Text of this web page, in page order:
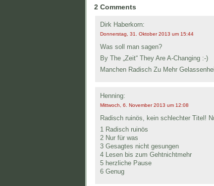
2 Comments
Dirk Haberkorn:
Donnerstag, 31. Oktober 2013 um 15:44
Was soll man sagen?
By The „Zeit“ They Are A-Changing :-)
Manchen Radisch Zu Mehr
Henning:
Mittwoch, 6. November 2013 um 12:08
Radisch ruinös, kein schlechter Titel!
1 Radisch ruinös
2 Nur für was
3 Gesagtes nicht gesungen
4 Lesen bis zum Gehtnichtmehr
5 herzliche Pause
6 Genug